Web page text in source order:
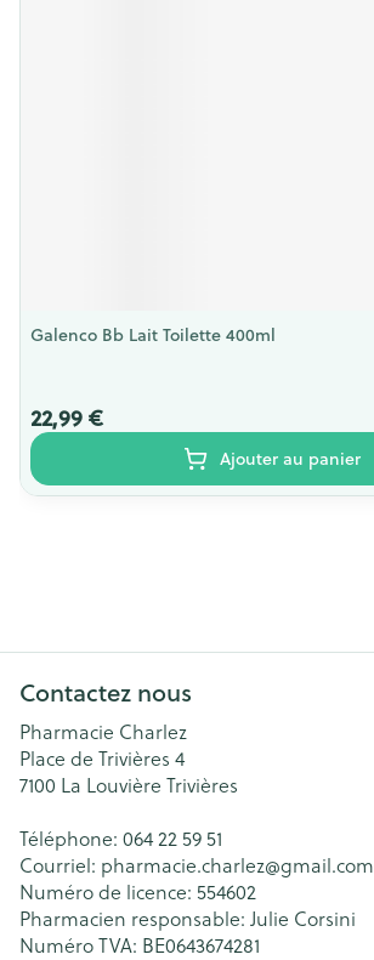
Galenco Bb Lait Toilette 400ml
22,99 €
Ajouter au panier
Contactez nous
Pharmacie Charlez
Place de Trivières 4
7100 La Louvière Trivières
Téléphone: 064 22 59 51
Courriel: pharmacie.charlez@gmail.com
Numéro de licence: 554602
Pharmacien responsable: Julie Corsini
Numéro TVA: BE0643674281